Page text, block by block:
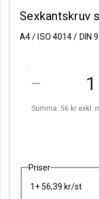
Sexkantskruv
A4 / ISO 4014 / DIN
remove
Summa: 56 kr exkl.
Priser
1+ 56,39 kr/st